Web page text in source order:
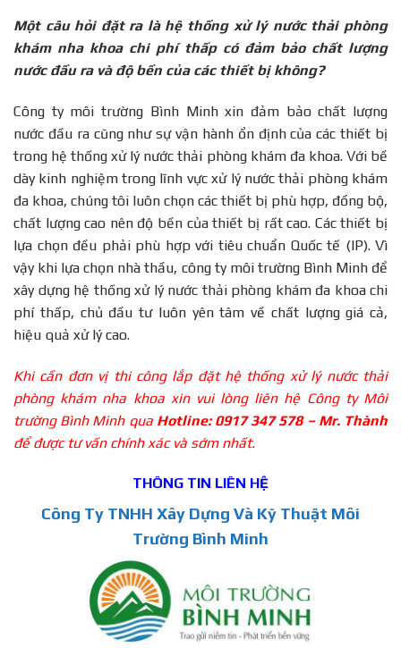
Một câu hỏi đặt ra là hệ thống xử lý nước thải phòng
khám nha khoa chi phí thấp có đảm bảo chất lượng
nước đầu ra và độ bền của các thiết bị không?
Công ty môi trường Bình Minh xin đảm bảo chất lượng
nước đầu ra cũng như sự vận hành ổn định của các thiết bị
trong hệ thống xử lý nước thải phòng khám đa khoa. Với bề
dày kinh nghiệm trong lĩnh vực xử lý nước thải phòng khám
đa khoa, chúng tôi luôn chọn các thiết bị phù hợp, đồng bộ,
chất lượng cao nên độ bền của thiết bị rất cao. Các thiết bị
lựa chọn đều phải phù hợp với tiêu chuẩn Quốc tế (IP). Vì
vậy khi lựa chọn nhà thầu, công ty môi trường Bình Minh để
xây dựng hệ thống xử lý nước thải phòng khám đa khoa chi
phí thấp, chủ đầu tư luôn yên tâm về chất lượng giá cả,
hiệu quả xử lý cao.
Khi cần đơn vị thi công lắp đặt hệ thống xử lý nước thải
phòng khám nha khoa xin vui lòng liên hệ Công ty Môi
trường Bình Minh qua Hotline: 0917 347 578 – Mr. Thành
để được tư vấn chính xác và sớm nhất.
THÔNG TIN LIÊN HỆ
Công Ty TNHH Xây Dựng Và Kỹ Thuật Môi
Trường Bình Minh